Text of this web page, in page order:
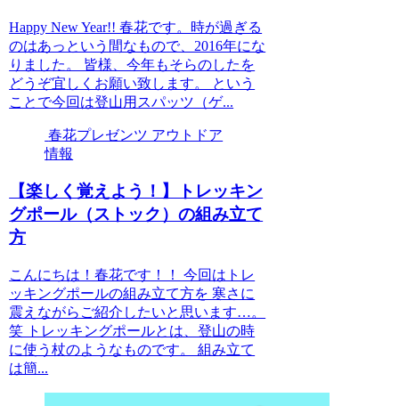
Happy New Year!! 春花です。時が過ぎる
のはあっという間なもので、2016年にな
りました。 皆様、今年もそらのしたを
どうぞ宜しくお願い致します。 という
ことで今回は登山用スパッツ（ゲ...
春花プレゼンツ アウトドア
情報
【楽しく覚えよう！】トレッキン
グポール（ストック）の組み立て
方
こんにちは！春花です！！ 今回はトレ
ッキングポールの組み立て方を 寒さに
震えながらご紹介したいと思います…。
笑 トレッキングポールとは、登山の時
に使う杖のようなものです。 組み立て
は簡...